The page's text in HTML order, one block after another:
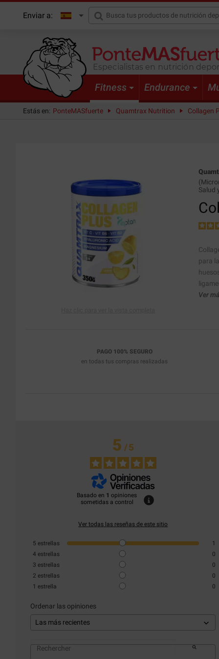
Enviar a:
Especialistas en nutrición
Fitness Endurance
Estás en: PonteMASfuerte Quamtrax Nutrition Collagen
(
Salud
para
Ver
PAGO 100% SEGURO
en todas tus compras realizadas
5/5
Basado en 1 opiniones
sometidas a control
Ver todas las reseñas de este sitio
5 estrellas
1
4 estrellas
0
3 estrellas
0
2 estrellas
0
1 estrella 0
Ordenar las opiniones